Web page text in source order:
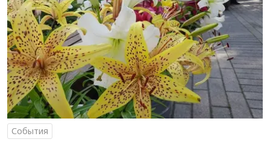
События